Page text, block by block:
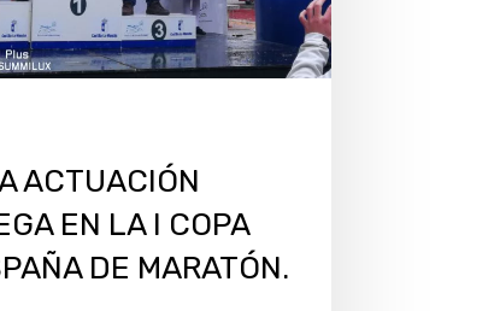
ACTUACIÓN
EN LA I COPA
DE MARATÓN.